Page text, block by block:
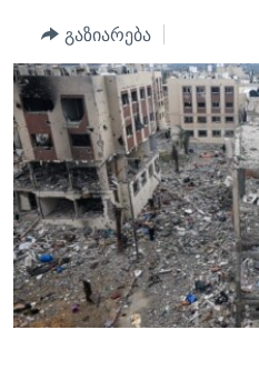
ᲕᲘᲓᲔᲝᲔᲑᲘ
ᲒᲐᲓᲐᲪᲔᲛᲔᲑᲘ
ᲕᲐᲨᲘᲜᲒᲢᲝᲜᲘ ᲓᲦᲔᲡ
ᲮᲔᲓᲕᲐ ᲕᲐᲨᲘᲜᲒᲢᲝᲜᲘᲓᲐᲜ
ᲡᲢᲣᲓᲘᲐ ᲕᲐᲨᲘᲜᲒᲢᲝᲜᲘ
ᲡᲮᲕᲐ ᲡᲘᲐᲮᲚᲔᲔᲑᲘ
ᲞᲝᲚᲘᲢᲘᲙᲐ
ᲔᲙᲝᲜᲝᲛᲘᲙᲐ
ᲯᲐᲜᲛᲠᲗᲔᲚᲝᲑᲐ
ᲛᲔᲪᲜᲘᲔᲠᲔᲑᲐ
ᲘᲜᲢᲔᲠᲕᲘᲣ
ᲠᲣᲡᲔᲗᲘᲡ ᲨᲔᲭᲠᲐ ᲣᲙᲠᲐᲘᲜᲐᲨᲘ
Learning English
ᲗᲕᲐᲚᲘ ᲒᲕᲐᲓᲔᲕᲜᲔᲗ
გაზიარება